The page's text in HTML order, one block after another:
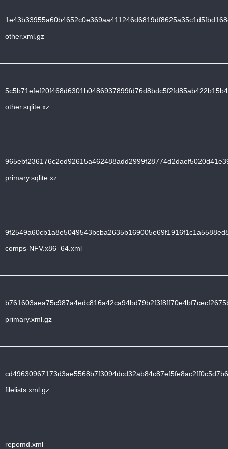
other.xml.gz
other.sqlite.xz
primary.sqlite.xz
comps-NFV.x86_64.xml
primary.xml.gz
filelists.xml.gz
repomd.xml